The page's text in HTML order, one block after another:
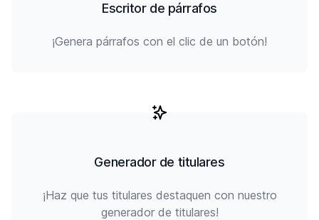
Escritor de párrafos
¡Genera párrafos con el clic de un botón!
Generador de titulares
¡Haz que tus titulares destaquen con nuestro
generador de titulares!